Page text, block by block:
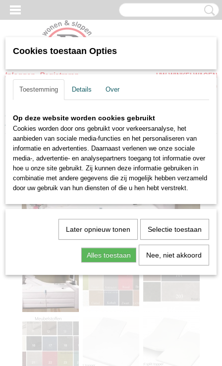
Inloggen Registreren
UW WINKELWAGEN
(0)
Home > Boxspring Elektrische boxsprings >Elektrische boxspring
met TV lift voetbord
Cookies toestaan Opties
Toestemming Details Over
Op deze website worden cookies gebruikt
Cookies worden door ons gebruikt voor verkeersanalyse, het
aanbieden van sociale media-functies en het personaliseren van
informatie en advertenties. Daarnaast verlenen we onze sociale
media-, advertentie- en analysepartners toegang tot informatie over
hoe u onze site gebruikt. Zij kunnen deze informatie gebruiken in
combinatie met andere gegevens die zij mogelijk hebben verzameld
door uw gebruik van hun diensten of die u hen hebt verstrekt.
Later opnieuw tonen Selectie toestaan
Alles toestaan Nee, niet akkoord